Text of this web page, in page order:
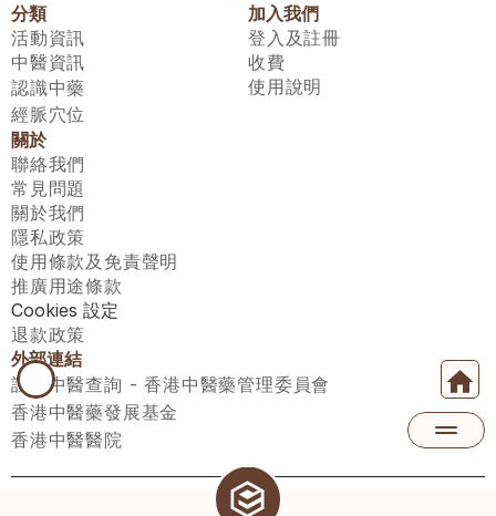
分類
活動資訊
中醫資訊
認識中藥
經脈穴位
加入我們
登入及註冊
收費
使用說明
關於
聯絡我們
常見問題
關於我們
隱私政策
使用條款及免責聲明
推廣用途條款
Cookies 設定
退款政策
外部連結
註冊中醫查詢 - 香港中醫藥管理委員會
香港中醫藥發展基金
香港中醫醫院
醫師匯有限公司 ECWAY LIMITED Copyright 2026© All rights